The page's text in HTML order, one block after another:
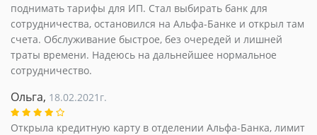
поднимать тарифы для ИП. Стал выбирать банк для
сотрудничества, остановился на Альфа-Банке и открыл там
счета. Обслуживание быстрое, без очередей и лишней
траты времени. Надеюсь на дальнейшее нормальное
сотрудничество.
Ольга, 18.02.2021г.
Открыла кредитную карту в отделении Альфа-Банка, лимит